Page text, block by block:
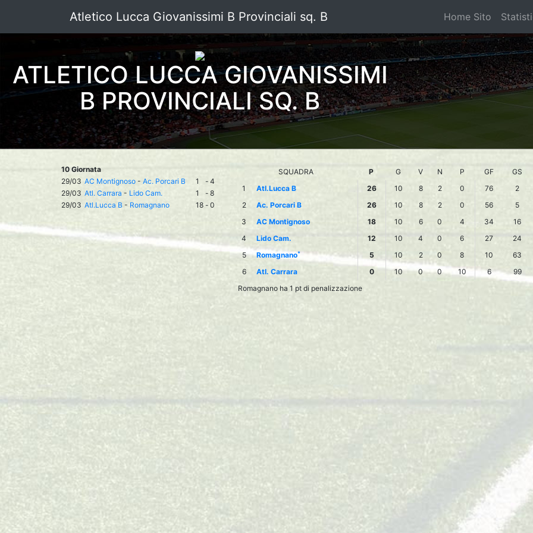
Atletico Lucca Giovanissimi B Provinciali sq. B Home Sito
ATLETICO LUCCA GIOVANISSIMI
B PROVINCIALI SQ. B
10 Giornata
29/03 AC Montignoso - Ac. Porcari B 1 - 4
29/03 Atl. Carrara - Lido Cam. 1 - 8
29/03 Atl.Lucca B - Romagnano 18 - 0
SQUADRA P G V N P GF
GS
1
Atl.Lucca B 26 10 8 2 0 76
2
2
Ac. Porcari B 26 10 8 2 0 56
5
3
AC Montignoso 18 10 6 0 4 34
16
4
Lido Cam. 12 10 4 0 6 27
24
5
Romagnano* 5 10 2 0 8 10
63
6
Atl. Carrara 0 10 0 0 10 6
99
Romagnano ha 1 pt di penalizzazione